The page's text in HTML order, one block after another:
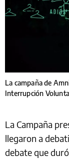
La campaña de
Interrupción
La Campaña
llegaron a
debate que